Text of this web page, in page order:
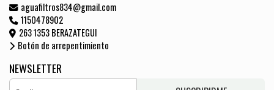
aguafiltros834@gmail.com
1150478902
263 1353 BERAZATEGUI
Botón de arrepentimiento
NEWSLETTER